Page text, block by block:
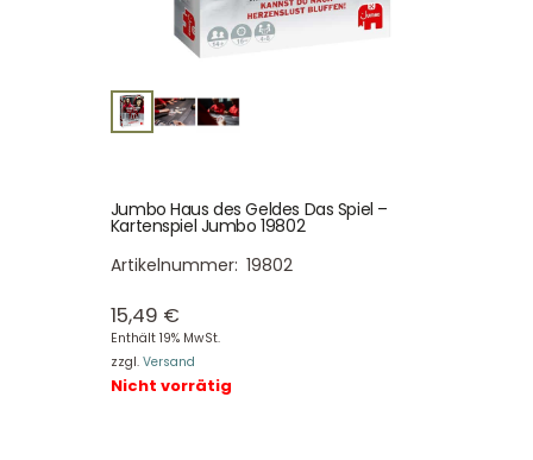
Jumbo Haus des Geldes Das Spiel –
Kartenspiel Jumbo 19802
Artikelnummer: 19802
15,49 €
Enthält 19% MwSt.
zzgl. Versand
Nicht vorrätig